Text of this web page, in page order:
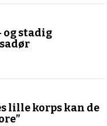
og stadig
lille korps kan de